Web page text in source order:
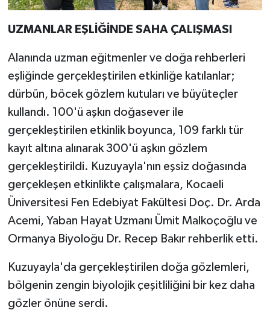
UZMANLAR EŞLİĞİNDE SAHA ÇALIŞMASI
Alanında uzman eğitmenler ve doğa rehberleri
eşliğinde gerçekleştirilen etkinliğe katılanlar;
dürbün, böcek gözlem kutuları ve büyüteçler
kullandı. 100'ü aşkın doğasever ile
gerçekleştirilen etkinlik boyunca, 109 farklı tür
kayıt altına alınarak 300'ü aşkın gözlem
gerçekleştirildi. Kuzuyayla'nın eşsiz doğasında
gerçekleşen etkinlikte çalışmalara, Kocaeli
Üniversitesi Fen Edebiyat Fakültesi Doç. Dr. Arda
Acemi, Yaban Hayat Uzmanı Ümit Malkoçoğlu ve
Ormanya Biyoloğu Dr. Recep Bakır rehberlik etti.
Kuzuyayla'da gerçekleştirilen doğa gözlemleri,
bölgenin zengin biyolojik çeşitliliğini bir kez daha
gözler önüne serdi.